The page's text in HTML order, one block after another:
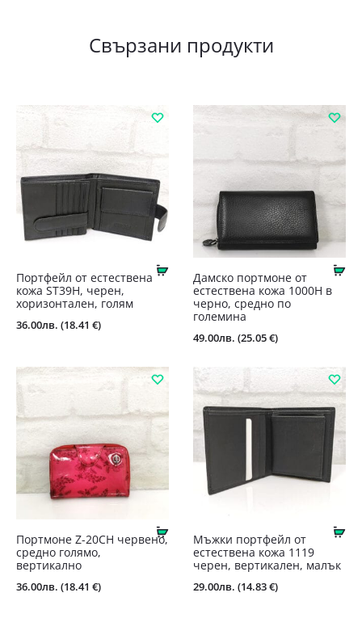
Свързани продукти
Купи
Портфейл от естествена
кожа ST39Н, черен,
хоризонтален, голям
36.00лв. (18.41 €)
Дамско портмоне от
естествена кожа 1000Н в
черно, средно по
големина
49.00лв. (25.05 €)
Купи
Портмоне Z-20СН червено,
средно голямо,
вертикално
36.00лв. (18.41 €)
Мъжки портфейл от
естествена кожа 1119
черен, вертикален, малък
29.00лв. (14.83 €)